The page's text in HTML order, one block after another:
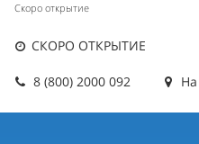
Скоро открытие
СКОРО ОТКРЫТИЕ
8 (800) 2000 092 На